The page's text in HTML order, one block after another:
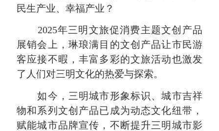
民生产业、幸福产业？
2025年三明文旅促消费主题文创产品
展销会上，琳琅满目的文创产品让市民游
客应接不暇，丰富多彩的文旅活动也激发
了人们对三明文化的热爱与探索。
如今，三明城市形象标识、城市吉祥
物和系列文创产品已成为动态文化纽带，
赋能城市品牌宣传，不断提升三明城市影